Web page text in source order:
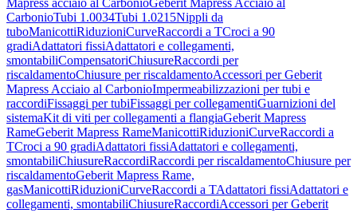
Mapress acciaio al CarbonioGeberit Mapress Acciaio al
CarbonioTubi 1.0034Tubi 1.0215Nippli da
tuboManicottiRiduzioniCurveRaccordi a TCroci a 90
gradiAdattatori fissiAdattatori e collegamenti,
smontabiliCompensatoriChiusureRaccordi per
riscaldamentoChiusure per riscaldamentoAccessori per Geberit
Mapress Acciaio al CarbonioImpermeabilizzazioni per tubi e
raccordiFissaggi per tubiFissaggi per collegamentiGuarnizioni del
sistemaKit di viti per collegamenti a flangiaGeberit Mapress
RameGeberit Mapress RameManicottiRiduzioniCurveRaccordi a
TCroci a 90 gradiAdattatori fissiAdattatori e collegamenti,
smontabiliChiusureRaccordiRaccordi per riscaldamentoChiusure per
riscaldamentoGeberit Mapress Rame,
gasManicottiRiduzioniCurveRaccordi a TAdattatori fissiAdattatori e
collegamenti, smontabiliChiusureRaccordiAccessori per Geberit